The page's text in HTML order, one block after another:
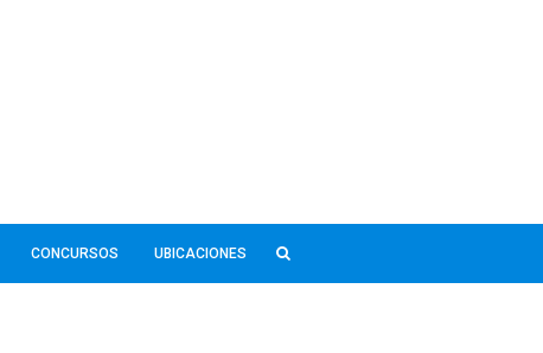
CONCURSOS UBICACIONES